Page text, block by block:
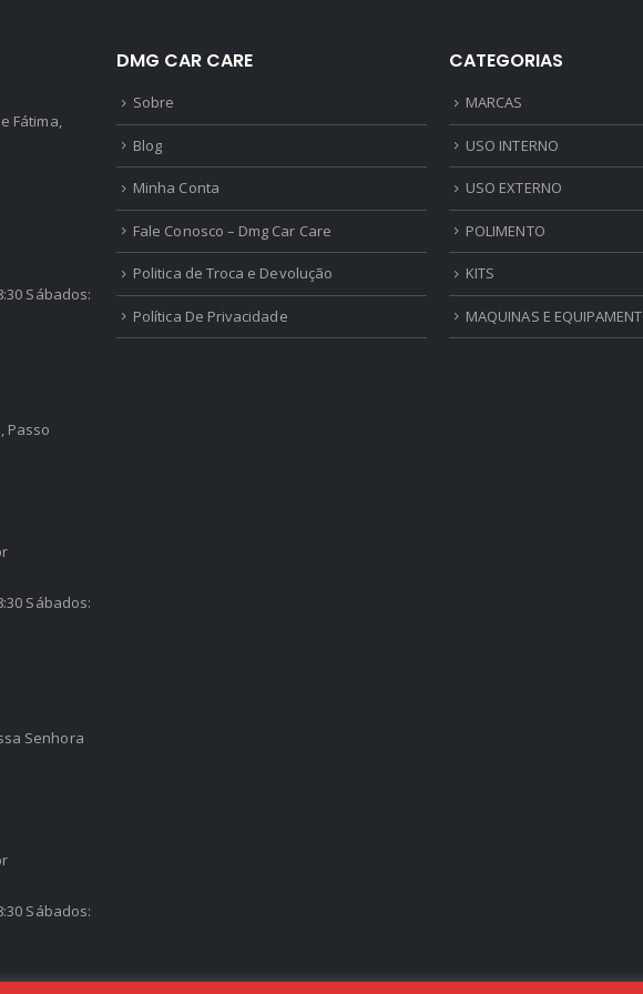
Fátima,
Sábados:
Passo
Sábados:
Senhora
Sábados:
DMG CAR CARE
Sobre
Blog
Minha Conta
Fale Conosco – Dmg Car Care
Politica de Troca e Devolução
Política De Privacidade
CATEGORIAS
MARCAS
USO INTERNO
USO EXTERNO
POLIMENTO
KITS
MAQUINAS E